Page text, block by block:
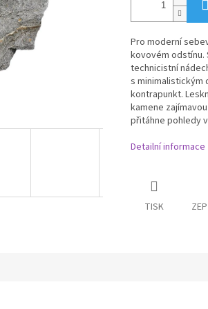
Pro moderní
kovovém odstínu.
technicistní
s minimalistickým
kontrapunkt.
kamene
přitáhne pohledy
Detailní informace
TISK